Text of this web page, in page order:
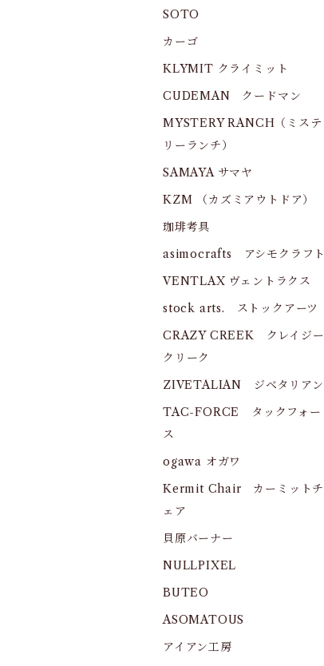
SOTO
カーゴ
KLYMIT クライミット
CUDEMAN クードマン
MYSTERY RANCH（ミステ
リーランチ）
SAMAYA サマヤ
KZM （カズミアウトドア）
珈琲考具
asimocrafts アシモクラフト
VENTLAX ヴェントラクス
stock arts. ストックアーツ
CRAZY CREEK クレイジー
クリーク
ZIVETALIAN ジベタリアン
TAC-FORCE タックフォー
ス
ogawa オガワ
Kermit Chair カーミットチ
ェア
貝原バーナー
NULLPIXEL
BUTEO
ASOMATOUS
アイアン工房